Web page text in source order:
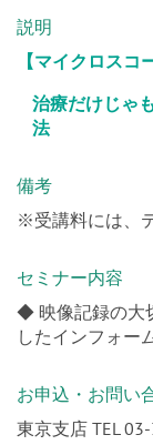
説明
【マイクロスコ
治療だけじゃ
法
備考
※受講料には、
セミナー内容
◆ 映像記録の大
したインフォー
お申込・お問い
東京支店 TEL